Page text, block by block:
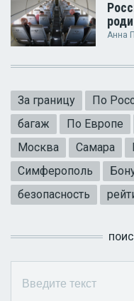
Анна
За границу По
багаж
По Европе
Москва
Самара
Симферополь
безопасность